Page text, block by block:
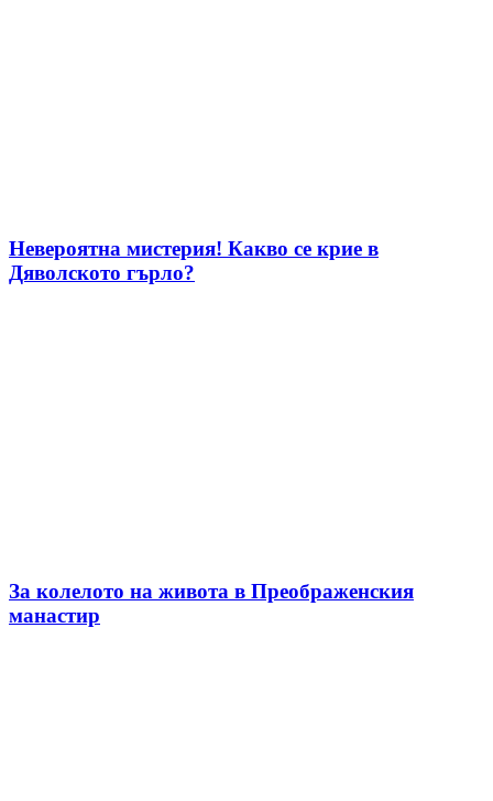
Невероятна мистерия! Какво се крие в
Дяволското гърло?
За колелото на живота в Преображенския
манастир